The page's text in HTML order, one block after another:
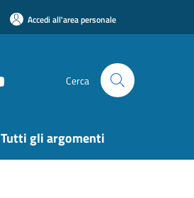
Accedi all'area personale
Cerca
Tutti gli argomenti